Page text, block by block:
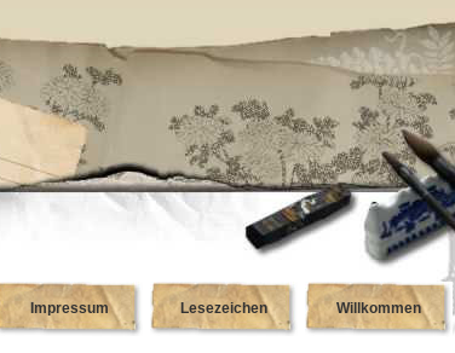
Impressum Lesezeichen Willkommen